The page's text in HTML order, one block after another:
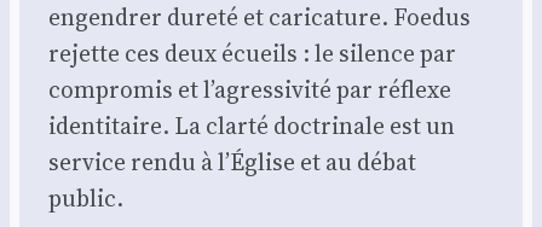
engen­drer dure­té et cari­ca­ture. Foe­dus
rejette ces deux écueils : le silence par
com­pro­mis et l’agressivité par réflexe
iden­ti­taire. La clar­té doc­tri­nale est un
ser­vice ren­du à l’Église et au débat
public.